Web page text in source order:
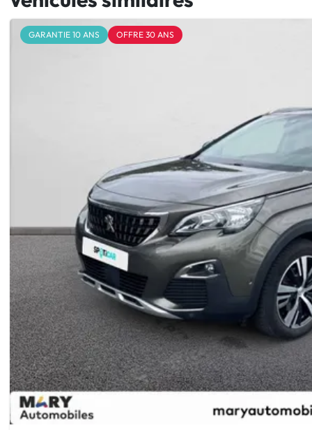
GARANTIE 10 ANS OFFRE 30 ANS